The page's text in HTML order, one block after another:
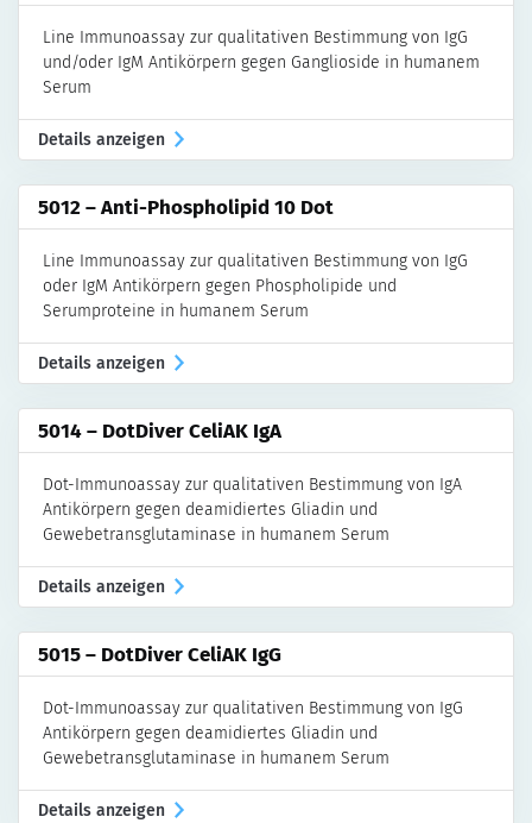
Line Immunoassay zur qualitativen Bestimmung von IgG
und/oder IgM Antikörpern gegen Ganglioside in humanem
Serum
Details anzeigen
5012 – Anti-Phospholipid 10 Dot
Line Immunoassay zur qualitativen Bestimmung von IgG
oder IgM Antikörpern gegen Phospholipide und
Serumproteine in humanem Serum
Details anzeigen
5014 – DotDiver CeliAK IgA
Dot-Immunoassay zur qualitativen Bestimmung von IgA
Antikörpern gegen deamidiertes Gliadin und
Gewebetransglutaminase in humanem Serum
Details anzeigen
5015 – DotDiver CeliAK IgG
Dot-Immunoassay zur qualitativen Bestimmung von IgG
Antikörpern gegen deamidiertes Gliadin und
Gewebetransglutaminase in humanem Serum
Details anzeigen